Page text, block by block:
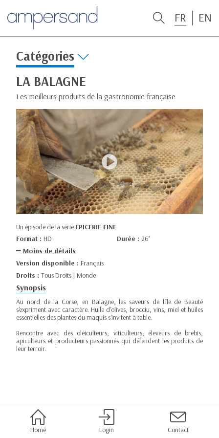
FR EN
Catégories
LA BALAGNE
Les meilleurs produits de la gastronomie française
Un épisode de la série EPICERIE FINE
Format : HD Durée : 26’
Moins de détails
Version disponible : Français
Droits : Tous Droits | Monde
Synopsis
Au nord de la Corse, en Balagne, les saveurs de l'île de Beauté
s'expriment avec caractère. Huile d'olives, brocciu, vins, miel et huiles
essentielles des plantes du maquis s'invitent à table.
Rencontre avec des oléiculteurs, viticulteurs, éleveurs de brebis,
apiculteurs et producteurs passionnés qui défendent les produits de
leur terroir.
Home Login Contact